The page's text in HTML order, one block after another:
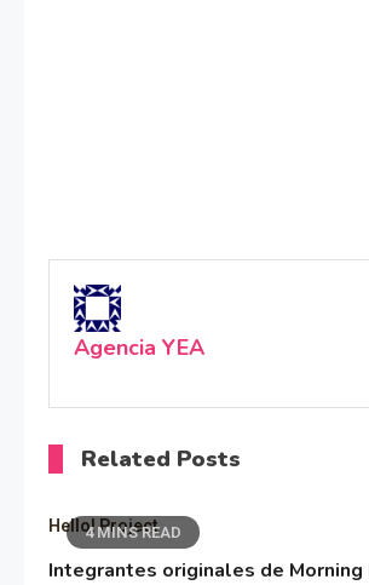
Agencia YEA
Related Posts
4 MINS READ
Hello! Project
Integrantes originales de Morning